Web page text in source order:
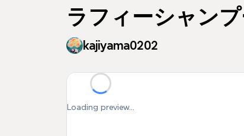
ラフィーシャン
kajiyama0202
Loading preview...